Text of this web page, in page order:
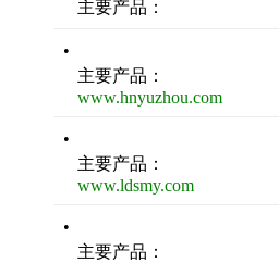
主要产品：
•
主要产品：
www.hnyuzhou.com
•
主要产品：
www.ldsmy.com
•
主要产品：